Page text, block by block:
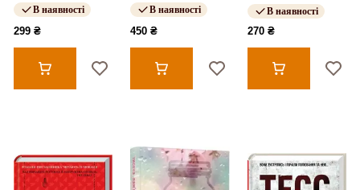
В наявності
299 ₴
В наявності
450 ₴
В наявності
270 ₴